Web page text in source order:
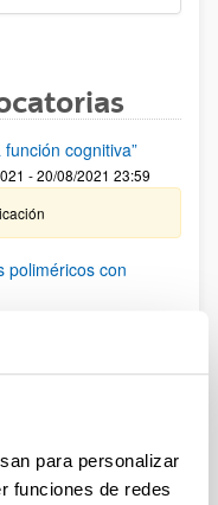
para personalizar
funciones de redes
cognitiva”
- 20/08/2021 23:59
poliméricos con
dinámicos.”
- 17/08/2021 23:59